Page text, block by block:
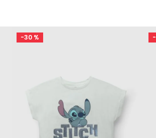
-30 % -